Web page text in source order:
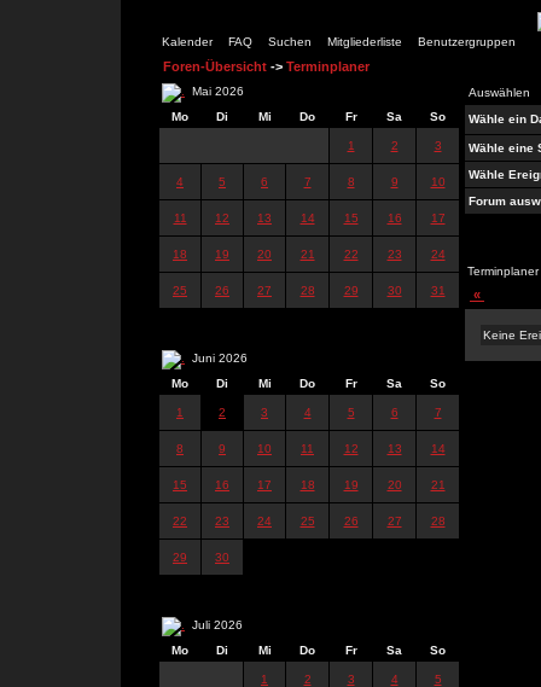
Kalender FAQ Suchen Mitgliederliste Benutzergruppen
Foren-Übersicht -> Terminplaner
Mai 2026
Mo
Di Mi Do Fr Sa So
1 2 3
4 5 6 7 8 9 10
11 12 13 14 15 16 17
18 19 20 21 22 23 24
25 26 27 28 29 30 31
Juni 2026
Mo
Di Mi Do Fr Sa So
1 2 3 4 5 6 7
8 9 10 11 12 13 14
15 16 17 18 19 20 21
22 23 24 25 26 27 28
29 30
Juli 2026
Mo
Di Mi Do Fr Sa So
1 2 3 4 5
Auswählen
Wähle ein
Wähle eine
Wähle
Forum
Terminplaner
«
Keine